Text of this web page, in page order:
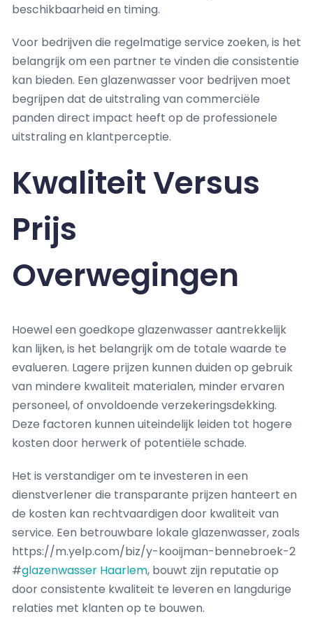
beschikbaarheid en timing.
Voor bedrijven die regelmatige service zoeken, is het
belangrijk om een partner te vinden die consistentie
kan bieden. Een glazenwasser voor bedrijven moet
begrijpen dat de uitstraling van commerciële
panden direct impact heeft op de professionele
uitstraling en klantperceptie.
Kwaliteit Versus
Prijs
Overwegingen
Hoewel een goedkope glazenwasser aantrekkelijk
kan lijken, is het belangrijk om de totale waarde te
evalueren. Lagere prijzen kunnen duiden op gebruik
van mindere kwaliteit materialen, minder ervaren
personeel, of onvoldoende verzekeringsdekking.
Deze factoren kunnen uiteindelijk leiden tot hogere
kosten door herwerk of potentiële schade.
Het is verstandiger om te investeren in een
dienstverlener die transparante prijzen hanteert en
de kosten kan rechtvaardigen door kwaliteit van
service. Een betrouwbare lokale glazenwasser, zoals
https://m.yelp.com/biz/y-kooijman-bennebroek-2
#glazenwasser Haarlem, bouwt zijn reputatie op
door consistente kwaliteit te leveren en langdurige
relaties met klanten op te bouwen.